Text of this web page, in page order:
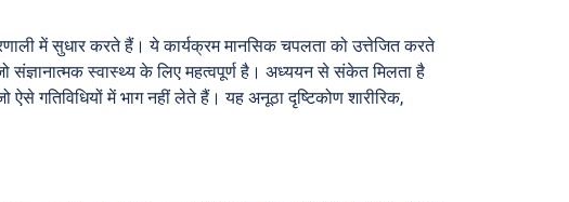
में सुधार करते हैं। ये कार्यक्रम मानसिक चपलता को उत्तेजित करते
संज्ञानात्मक स्वास्थ्य के लिए महत्वपूर्ण है। अध्ययन से संकेत मिलता है
ऐसे गतिविधियों में भाग नहीं लेते हैं। यह अनूठा दृष्टिकोण शारीरिक,